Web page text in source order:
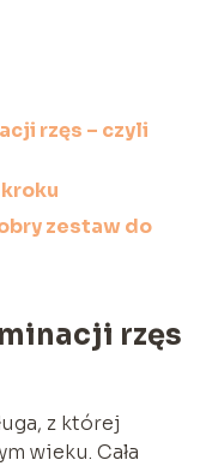
rzęs – czyli
zestaw do
rzęs
z której
wieku. Cała